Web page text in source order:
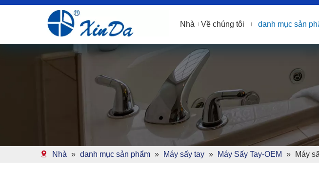
Nhà Về chúng tôi danh mục sản
Nhà » danh mục sản phẩm » Máy sấy tay » Máy Sấy Tay-OEM » Máy